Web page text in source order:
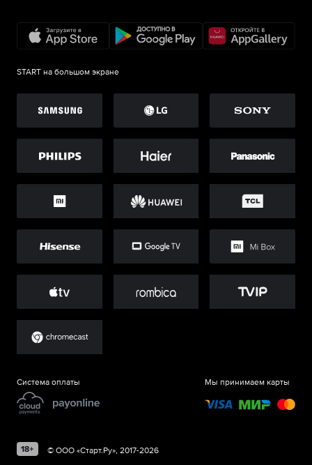
START на большом экране
Система оплаты Мы принимаем карты
© ООО «Старт.Ру», 2017-2026